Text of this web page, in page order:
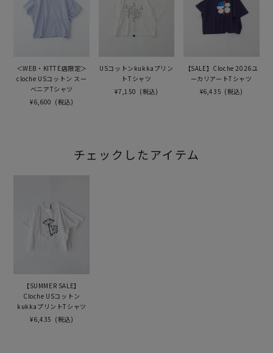
＜WEB・KITTE店限定＞
cloche USコットン スー
ベニアTシャツ
¥6,600 (税込)
USコットンkukkaプリン
トTシャツ
¥7,150 (税込)
【SALE】Cloche 2026ユ
ーカリアートTシャツ
¥6,435 (税込)
チェックしたアイテム
【SUMMER SALE】
Cloche USコットン
kukkaプリントTシャツ
¥6,435 (税込)